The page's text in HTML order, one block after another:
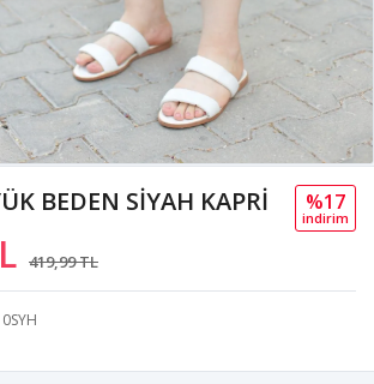
BEDEN SİYAH KAPRİ
419,99 TL
%17
i̇ndi̇ri̇m